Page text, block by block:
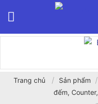
Trang chủ / Sản phẩm /
đếm,